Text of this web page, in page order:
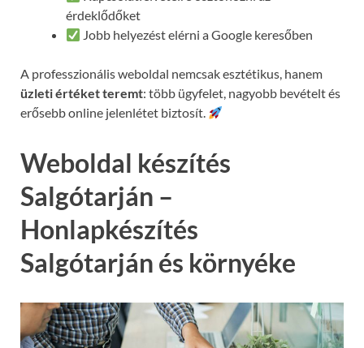
érdeklődőket
Jobb helyezést elérni a Google keresőben
A professzionális weboldal nemcsak esztétikus, hanem
üzleti értéket teremt: több ügyfelet, nagyobb bevételt és
erősebb online jelenlétet biztosít.
Weboldal készítés
Salgótarján –
Honlapkészítés
Salgótarján és környéke